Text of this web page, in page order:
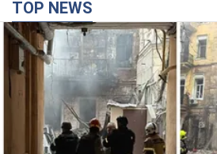
горіла історична частина
Фото та відео
Для терору ворог застосував ракети
10 минут назад 30,8 т.
Нардепи взяли гроші з
елітних квартир у Києві: хто